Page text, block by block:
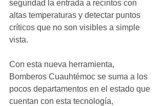
seguridad la entrada a recintos con
altas temperaturas y detectar puntos
críticos que no son visibles a simple
vista.
Con esta nueva herramienta,
Bomberos Cuauhtémoc se suma a los
pocos departamentos en el estado que
cuentan con esta tecnología,